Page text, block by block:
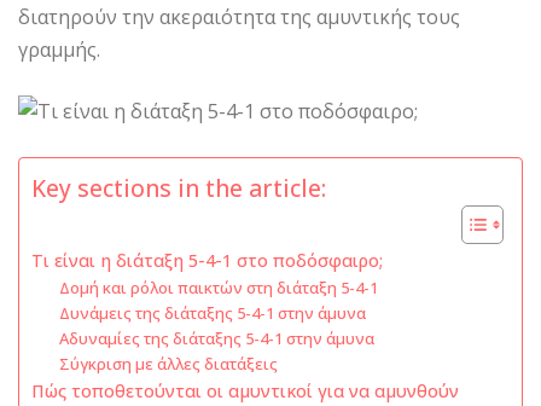
διατηρούν την ακεραιότητα της αμυντικής τους
γραμμής.
Key sections in the article:
Τι είναι η διάταξη 5-4-1 στο ποδόσφαιρο;
Δομή και ρόλοι παικτών στη διάταξη 5-4-1
Δυνάμεις της διάταξης 5-4-1 στην άμυνα
Αδυναμίες της διάταξης 5-4-1 στην άμυνα
Σύγκριση με άλλες διατάξεις
Πώς τοποθετούνται οι αμυντικοί για να αμυνθούν